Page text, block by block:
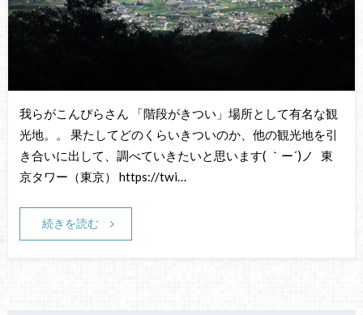
我らがこんぴらさん 「階段がきつい」場所として有名な観
光地。。 果たしてどのくらいきついのか、他の観光地を引
き合いに出して、調べていきたいと思います( ｀ー´)ノ 東
京タワー（東京） https://twi…
続きを読む